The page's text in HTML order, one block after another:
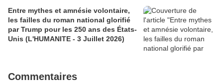
Entre mythes et amnésie volontaire,
les failles du roman national glorifié
par Trump pour les 250 ans des États-
Unis (L'HUMANITE - 3 Juillet 2026)
Commentaires